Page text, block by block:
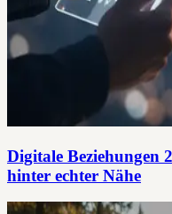
Digitale Beziehungen
hinter echter Nähe